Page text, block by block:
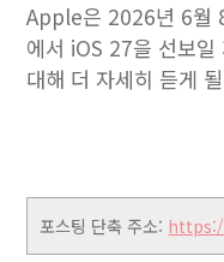
Apple은 2026년 6월
에서 iOS 27을 선보일
대해 더 자세히 듣게
포스팅 단축 주소: